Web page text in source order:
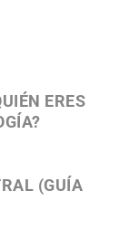
ERES
(GUÍA